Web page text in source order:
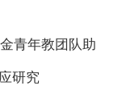
青年教团队助
研究